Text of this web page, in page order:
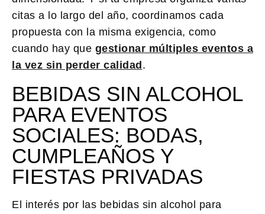
citas a lo largo del año, coordinamos cada
propuesta con la misma exigencia, como
cuando hay que gestionar múltiples eventos a
la vez sin perder calidad.
BEBIDAS SIN ALCOHOL
PARA EVENTOS
SOCIALES: BODAS,
CUMPLEAÑOS Y
FIESTAS PRIVADAS
El interés por las bebidas sin alcohol para